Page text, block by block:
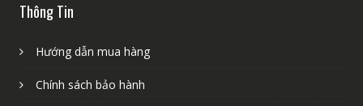
Thông Tin
Hướng dẫn mua hàng
Chính sách bảo hành